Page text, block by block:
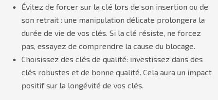
Évitez de forcer sur la clé lors de son insertion ou de
son retrait : une manipulation délicate prolongera la
durée de vie de vos clés. Si la clé résiste, ne forcez
pas, essayez de comprendre la cause du blocage.
Choisissez des clés de qualité: investissez dans des
clés robustes et de bonne qualité. Cela aura un impact
positif sur la longévité de vos clés.